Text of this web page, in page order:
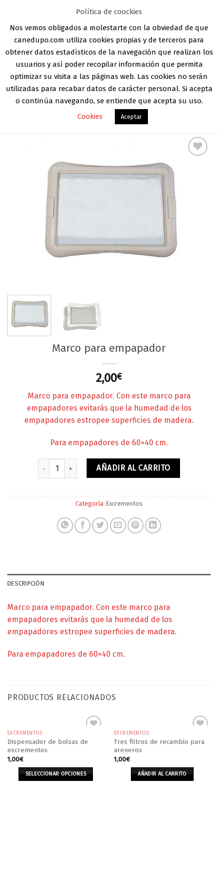
content
Contacto Registro
INICIO / HIGIENE / EXCREMENTOS
Marco para empapador
2,00€
Marco para empapador. Con este marco para
empapadores evitarás que la humedad de los
empapadores estropee superficies de madera.
Para empapadores de 60×40 cm.
Marco para empapador cantidad
AÑADIR AL CARRITO
Categoría: Excrementos
DESCRIPCIÓN
Marco para empapador. Con este marco para
empapadores evitarás que la humedad de los
empapadores estropee superficies de madera.
Para empapadores de 60×40 cm.
PRODUCTOS RELACIONADOS
EXCREMENTOS
Dispensador de bolsas de
excrementos
1,00€
SELECCIONAR OPCIONES
EXCREMENTOS
Tres filtros de recambio para
areneros
1,00€
AÑADIR AL CARRITO
Política de coockies
Nos vemos obligados a molestarte con la obviedad de que
canedupo.com utiliza cookies propias y de terceros para
obtener datos estadísticos de la navegación que realizan los
usuarios y así poder recopilar información que permita
optimizar su visita a las páginas web. Las cookies no serán
utilizadas para recabar datos de carácter personal. Si acepta
o continúa navegando, se entiende que acepta su uso.
Cookies
Aceptar